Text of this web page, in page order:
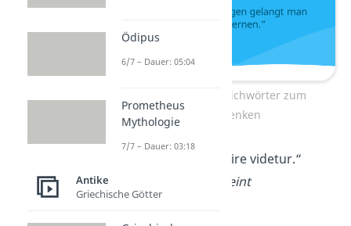
Lateinische Sprichwörter zum
Nachdenken
„Qui tacet consentire videtur.“
Wer schweigt, scheint
Ödipus
6/7 – Dauer: 05:04
Prometheus
Mythologie
7/7 – Dauer: 03:18
Antike
Griechische Götter